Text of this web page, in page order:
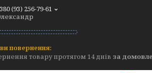
(93) 256-79-61
товару протягом 14 днів за